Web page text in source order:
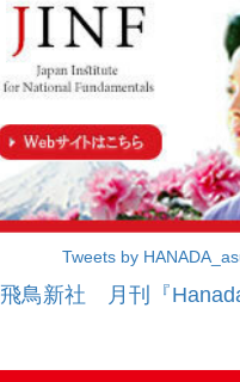
Tweets by
飛鳥新社 月刊『